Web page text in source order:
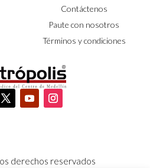
Contáctenos
Paute con nosotros
Términos y condiciones
derechos reservados